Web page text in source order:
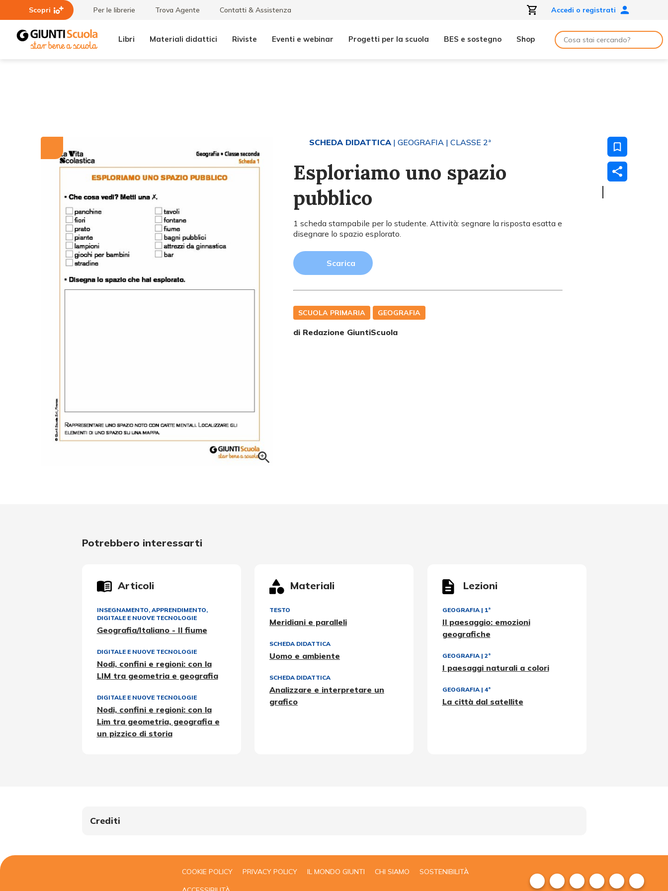
Scopri Per le librerie Trova Agente Contatti & Assistenza Accedi o registrati
Libri Materiali didattici Riviste Eventi e webinar Progetti per la scuola BES e sostegno Shop
SCHEDA DIDATTICA| GEOGRAFIA | CLASSE 2ª
Esploriamo uno spazio
pubblico
1 scheda stampabile per lo studente. Attività: segnare la risposta esatta e
disegnare lo spazio esplorato.
Scarica
SCUOLA PRIMARIA GEOGRAFIA
di Redazione GiuntiScuola
Potrebbero interessarti
Articoli
INSEGNAMENTO, APPRENDIMENTO,
DIGITALE E NUOVE TECNOLOGIE
Geografia/Italiano - Il fiume
DIGITALE E NUOVE TECNOLOGIE
Nodi, confini e regioni: con la
LIM tra geometria e geografia
DIGITALE E NUOVE TECNOLOGIE
Nodi, confini e regioni: con la
Lim tra geometria, geografia e
un pizzico di storia
Materiali
TESTO
Meridiani e paralleli
SCHEDA DIDATTICA
Uomo e ambiente
SCHEDA DIDATTICA
Analizzare e interpretare un
grafico
Lezioni
GEOGRAFIA| 1ª
Il paesaggio: emozioni
geografiche
GEOGRAFIA| 2ª
I paesaggi naturali a colori
GEOGRAFIA| 4ª
La città dal satellite
Crediti
COOKIE POLICY PRIVACY POLICY IL MONDO GIUNTI CHI SIAMO SOSTENIBILITÀ